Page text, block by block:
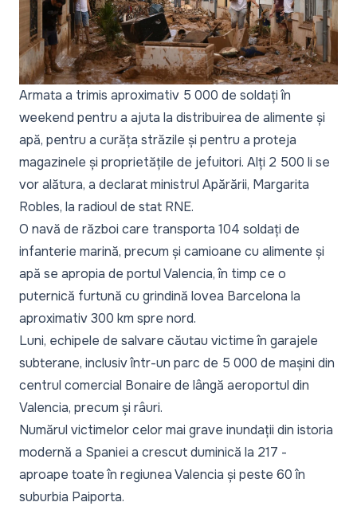
Armata a trimis aproximativ 5 000 de soldați în
weekend pentru a ajuta la distribuirea de alimente și
apă, pentru a curăța străzile și pentru a proteja
magazinele și proprietățile de jefuitori. Alți 2 500 li se
vor alătura, a declarat ministrul Apărării, Margarita
Robles, la radioul de stat RNE.
O navă de război care transporta 104 soldați de
infanterie marină, precum și camioane cu alimente și
apă se apropia de portul Valencia, în timp ce o
puternică furtună cu grindină lovea Barcelona la
aproximativ 300 km spre nord.
Luni, echipele de salvare căutau victime în garajele
subterane, inclusiv într-un parc de 5 000 de mașini din
centrul comercial Bonaire de lângă aeroportul din
Valencia, precum și râuri.
Numărul victimelor celor mai grave inundații din istoria
modernă a Spaniei a crescut duminică la 217 -
aproape toate în regiunea Valencia și peste 60 în
suburbia Paiporta.